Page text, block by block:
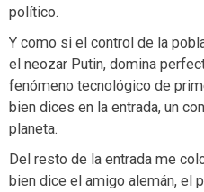
político.
Y como si el control de la
el neozar Putin, domina
fenómeno tecnológico de
bien dices en la entrada, un
planeta.
Del resto de la entrada me
bien dice el amigo alemán, el